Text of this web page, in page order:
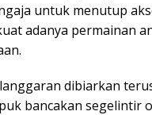
untuk menutup
adanya permainan
dibiarkan
bancakan segelintir